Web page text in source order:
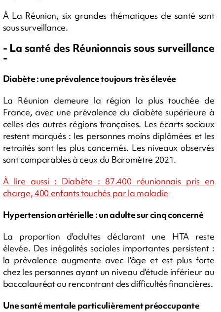
À La Réunion, six grandes thématiques de santé sont
sous surveillance.
- La santé des Réunionnais sous surveillance
-
Diabète : une prévalence toujours très élevée
La Réunion demeure la région la plus touchée de
France, avec une prévalence du diabète supérieure à
celles des autres régions françaises. Les écarts sociaux
restent marqués : les personnes moins diplômées et les
retraités sont les plus concernés. Les niveaux observés
sont comparables à ceux du Baromètre 2021.
À lire aussi : Diabète : 87.400 réunionnais pris en
charge, 400 enfants touchés par la maladie
Hypertension artérielle : un adulte sur cinq concerné
La proportion d'adultes déclarant une HTA reste
élevée. Des inégalités sociales importantes persistent :
la prévalence augmente avec l'âge et est plus forte
chez les personnes ayant un niveau d'étude inférieur au
baccalauréat ou rencontrant des difficultés financières.
Une santé mentale particulièrement préoccupante